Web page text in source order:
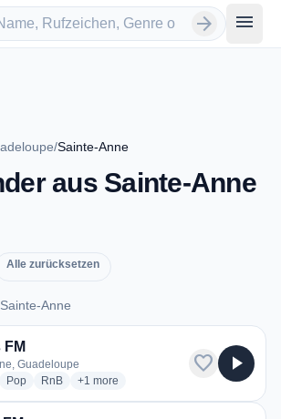
arrow_forward menu
/Sainte-Anne
aus Sainte-Anne
Alle zurücksetzen
Anne
Sainte-Anne
FM
Guadeloupe
stations
Popradio stations
RnBradio stations
+1 more genres for Madras FM
more
favorite play_arrow